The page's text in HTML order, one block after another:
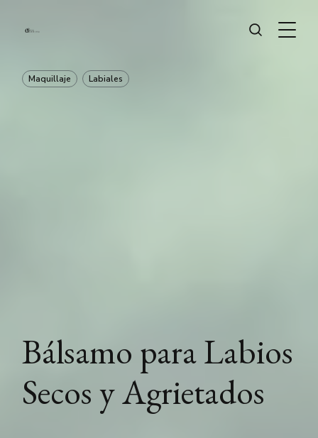
Maquillaje Labiales
Bálsamo para Labios
Secos y Agrietados